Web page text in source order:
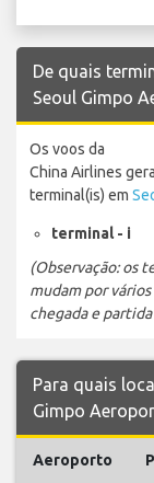
De quais
Seoul Gimpo
Os voos da
China Airlines
terminal(is) em
terminal - i
(Observação: os
mudam por
chegada e
Para quais
Gimpo
Aeroporto